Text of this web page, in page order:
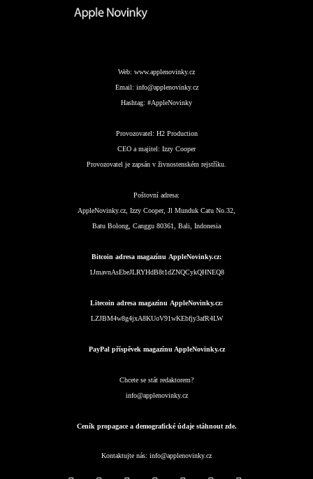
Web: www.applenovinky.cz
Email: info@applenovinky.cz
Hashtag: #AppleNovinky
Provozovatel: H2 Production
CEO a majitel: Izzy Cooper
Provozovatel je zapsán v živnostenském rejstříku.
Poštovní adresa:
AppleNovinky.cz, Izzy Cooper, Jl Munduk Catu No.32,
Batu Bolong, Canggu 80361, Bali, Indonesia
Bitcoin adresa magazínu AppleNovinky.cz:
1JmavnAsEbeJLRYHdB8t1dZNQCykQHNEQ8
Litecoin adresa magazínu AppleNovinky.cz:
LZJBM4w8g4jxA8KUoV91wKEbfjy3afR4LW
PayPal příspěvek magazínu AppleNovinky.cz
Chcete se stát redaktorem?
info@applenovinky.cz
Ceník propagace a demografické údaje stáhnout zde.
Kontaktujte nás: info@applenovinky.cz